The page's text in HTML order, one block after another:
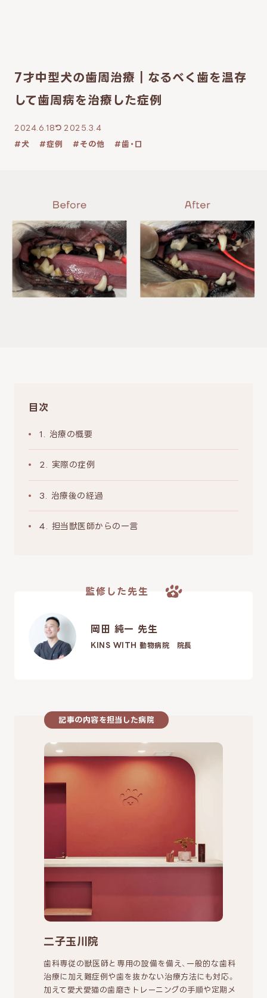
7才中型犬の歯周治療｜なるべく歯を温存
して歯周病を治療した症例
2024.6.18
2025.3.4
犬
症例 その他 歯・口
目次
1. 治療の概要
2. 実際の症例
3. 治療後の経過
4. 担当獣医師からの一言
監修した先生
岡田 純一 先生
KINS WITH 動物病院 院長
記事の内容を担当した病院
二子玉川院
歯科専従の獣医師と専用の設備を備え、一般的な歯科
治療に加え難症例や歯を抜かない治療方法にも対応。
加えて愛犬愛猫の歯磨きトレーニングの手順や定期メ